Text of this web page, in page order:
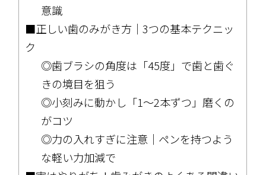
意識
■正しい歯のみがき方｜3つの基本テクニッ
ク
◎歯ブラシの角度は「45度」で歯と歯ぐ
きの境目を狙う
◎小刻みに動かし「1〜2本ずつ」磨くの
がコツ
◎力の入れすぎに注意｜ペンを持つよう
な軽い力加減で